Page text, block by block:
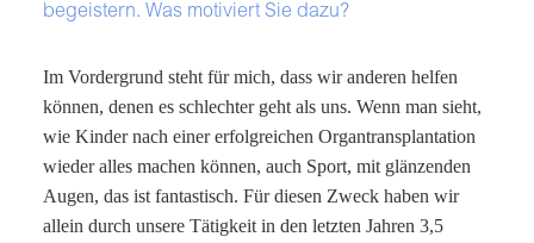
begeistern. Was motiviert Sie dazu?
Im Vordergrund steht für mich, dass wir anderen helfen
können, denen es schlechter geht als uns. Wenn man sieht,
wie Kinder nach einer erfolgreichen Organtransplantation
wieder alles machen können, auch Sport, mit glänzenden
Augen, das ist fantastisch. Für diesen Zweck haben wir
allein durch unsere Tätigkeit in den letzten Jahren 3,5